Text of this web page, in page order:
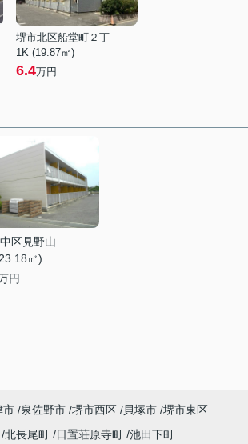
堺市北区船堂町２丁
1K (19.87㎡)
6.4万円
区見野山
㎡)
円
市 泉佐野市 堺市西区 貝塚市 堺市東区
北長尾町 日置荘原寺町 池田下町